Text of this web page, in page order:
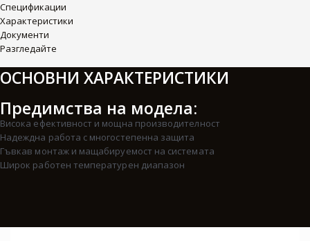
Спецификации
Характеристики
Документи
Разгледайте
ОСНОВНИ ХАРАКТЕРИСТИКИ
Предимства на модела:
Висока ефективност и мощна производителност
Надеждна работа с многостепенна защита
Гъвкав монтаж и мащабируемост на системата
Широк работен температурен диапазон